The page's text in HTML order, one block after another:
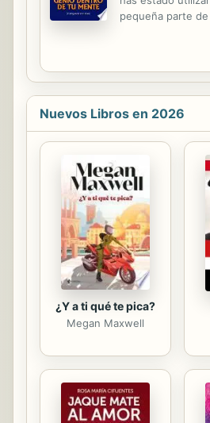
que el resultado
sociales y
pequeña parte
habilidades, que
subconsciente, o
como a veces la
científicos, hay
que, despertado,
fama y a la
tan poderoso,
satisfacer todos
fue el maravilloso
Lámpara de
libro Trabajando
Hunting fue
vez en 1934 por
Unidad del...
Nuevos Libros en 2026
¿Y a ti qué te pica?
Megan Maxwell